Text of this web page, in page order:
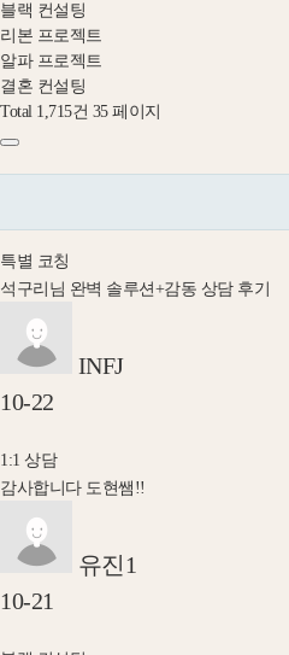
블랙 컨설팅
리본 프로젝트
알파 프로젝트
결혼 컨설팅
Total 1,715건 35 페이지
특별 코칭
석구리님 완벽 솔루션+감동 상담 후기
INFJ
10-22
1:1 상담
감사합니다 도현쌤!!
유진1
10-21